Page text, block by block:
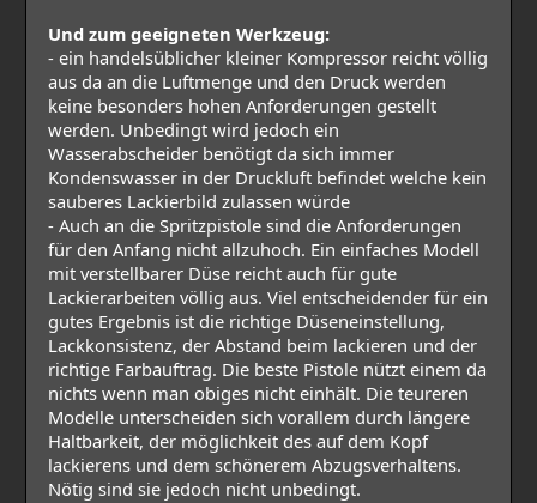
Und zum geeigneten Werkzeug:
- ein handelsüblicher kleiner Kompressor reicht völlig
aus da an die Luftmenge und den Druck werden
keine besonders hohen Anforderungen gestellt
werden. Unbedingt wird jedoch ein
Wasserabscheider benötigt da sich immer
Kondenswasser in der Druckluft befindet welche kein
sauberes Lackierbild zulassen würde
- Auch an die Spritzpistole sind die Anforderungen
für den Anfang nicht allzuhoch. Ein einfaches Modell
mit verstellbarer Düse reicht auch für gute
Lackierarbeiten völlig aus. Viel entscheidender für ein
gutes Ergebnis ist die richtige Düseneinstellung,
Lackkonsistenz, der Abstand beim lackieren und der
richtige Farbauftrag. Die beste Pistole nützt einem da
nichts wenn man obiges nicht einhält. Die teureren
Modelle unterscheiden sich vorallem durch längere
Haltbarkeit, der möglichkeit des auf dem Kopf
lackierens und dem schönerem Abzugsverhaltens.
Nötig sind sie jedoch nicht unbedingt.